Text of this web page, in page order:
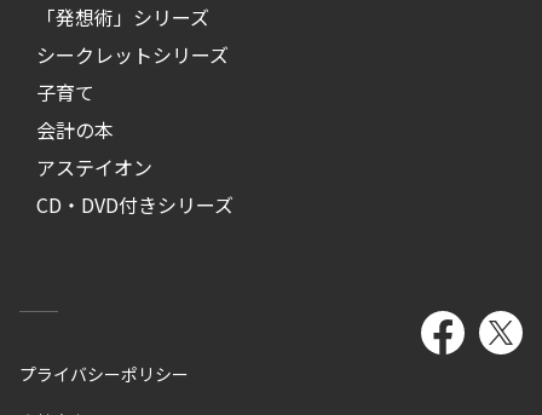
「発想術」シリーズ
シークレットシリーズ
子育て
会計の本
アステイオン
CD・DVD付きシリーズ
プライバシーポリシー